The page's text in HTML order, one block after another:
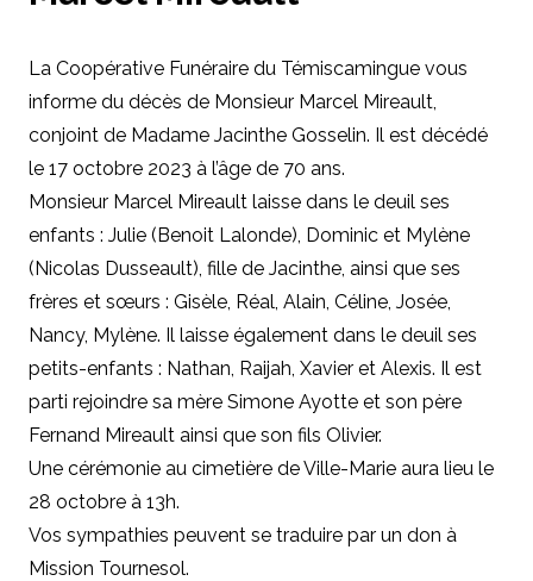
La Coopérative Funéraire du Témiscamingue vous
informe du décès de Monsieur Marcel Mireault,
conjoint de Madame Jacinthe Gosselin. Il est décédé
le 17 octobre 2023 à l’âge de 70 ans.
Monsieur Marcel Mireault laisse dans le deuil ses
enfants : Julie (Benoit Lalonde), Dominic et Mylène
(Nicolas Dusseault), fille de Jacinthe, ainsi que ses
frères et sœurs : Gisèle, Réal, Alain, Céline, Josée,
Nancy, Mylène. Il laisse également dans le deuil ses
petits-enfants : Nathan, Raijah, Xavier et Alexis. Il est
parti rejoindre sa mère Simone Ayotte et son père
Fernand Mireault ainsi que son fils Olivier.
Une cérémonie au cimetière de Ville-Marie aura lieu le
28 octobre à 13h.
Vos sympathies peuvent se traduire par un don à
Mission Tournesol.